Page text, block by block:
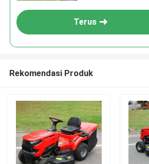
Kirimkan
Terus
Rekomendasi Produk